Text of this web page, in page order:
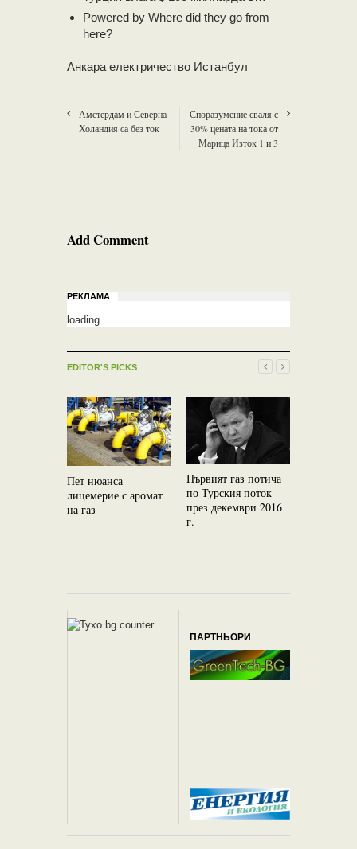
Powered by Where did they go from
here?
Анкара електричество Истанбул
Амстердам и Северна
Холандия са без ток
Споразумение сваля с
30% цената на тока от
Марица Изток 1 и 3
Add Comment
РЕКЛАМА
loading...
EDITOR'S PICKS
Пет нюанса
лицемерие с аромат
на газ
Първият газ потича
по Турския поток
през декември 2016
г.
ПАРТНЬОРИ